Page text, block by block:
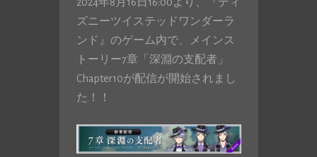
ズニーツイステッドワンダーラ
ンド』のゲーム内で、メインス
トーリー7章「深淵の支配者」
Chapter10が配信が開始されまし
た！！